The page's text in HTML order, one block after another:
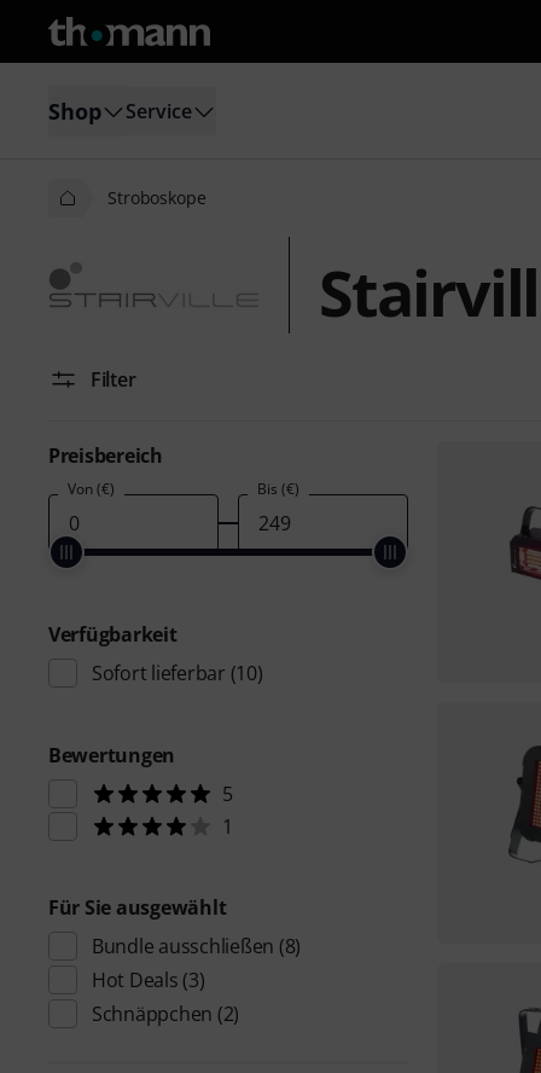
Shop Service
Stroboskope
Filter
Preisbereich
Von (€) Bis (€)
Verfügbarkeit
Sofort lieferbar (10)
Bewertungen
5
1
Für Sie ausgewählt
Bundle ausschließen (8)
Hot Deals (3)
Schnäppchen (2)